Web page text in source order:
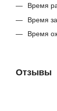
Время
Время
Время
Отзывы